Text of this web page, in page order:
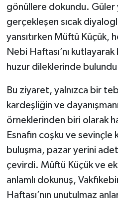
gönüllere dokundu. Güler
gerçekleşen sıcak
yansıtırken Müftü Küçük,
Nebi Haftası’nı
huzur dileklerinde
Bu ziyaret, yalnızca bir
kardeşliğin ve
örneklerinden biri olarak
Esnafın coşku ve sevinçle
buluşma, pazar yerini
çevirdi. Müftü Küçük ve
anlamlı dokunuş,
Haftası’nın unutulmaz